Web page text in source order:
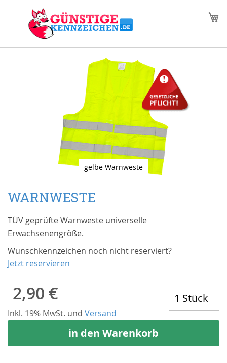
springen
gelbe Warnweste
Anfang
der
Bildgalerie
springen
WARNWESTE
TÜV geprüfte Warnweste universelle
Erwachsenengröße.
Wunschkennzeichen noch nicht reserviert?
Jetzt reservieren
2,90 €
Inkl. 19% MwSt. und Versand
in den Warenkorb